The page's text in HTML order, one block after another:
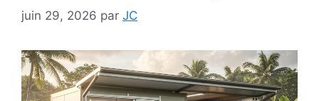
juin 29, 2026 par JC